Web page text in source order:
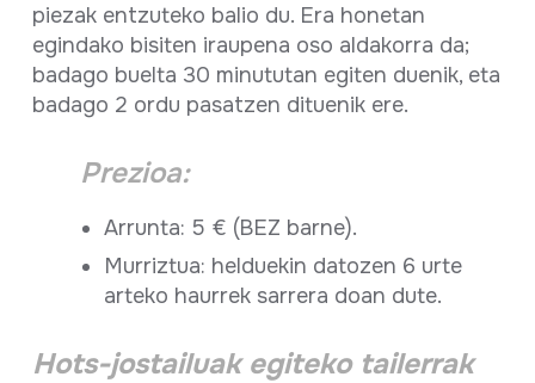
piezak entzuteko balio du. Era honetan
egindako bisiten iraupena oso aldakorra da;
badago buelta 30 minututan egiten duenik, eta
badago 2 ordu pasatzen dituenik ere.
Prezioa:
Arrunta: 5 € (BEZ barne).
Murriztua: helduekin datozen 6 urte
arteko haurrek sarrera doan dute.
Hots-jostailuak egiteko tailerrak